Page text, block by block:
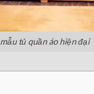
mẫu tủ quần áo hiện đại